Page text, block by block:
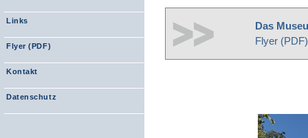
Das
Flyer (PDF)
Links
Flyer (PDF)
Kontakt
Datenschutz